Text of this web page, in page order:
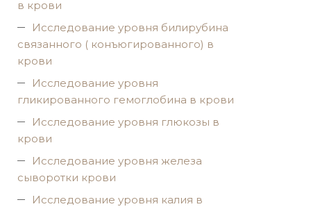
в крови
Исследование уровня билирубина
связанного ( конъюгированного) в
крови
Исследование уровня
гликированного гемоглобина в крови
Исследование уровня глюкозы в
крови
Исследование уровня железа
сыворотки крови
Исследование уровня калия в